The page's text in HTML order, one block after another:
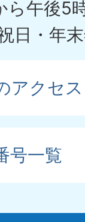
ら午後5
日・年
アクセス
号一覧